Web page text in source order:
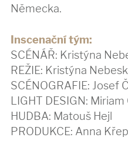
Německa.
Inscenační tým:
SCÉNÁŘ: Kristýna
REŽIE: Kristýna
SCÉNOGRAFIE: Josef
LIGHT DESIGN:
HUDBA: Matouš Hejl
PRODUKCE: Anna